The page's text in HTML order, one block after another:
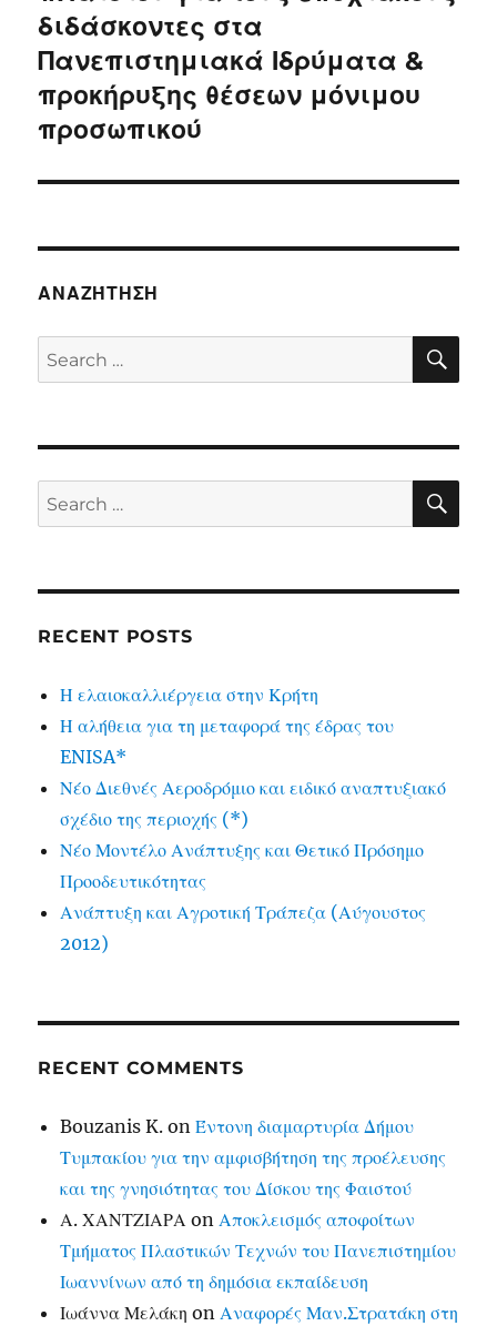
διδάσκοντες στα
Πανεπιστημιακά Ιδρύματα &
προκήρυξης θέσεων μόνιμου
προσωπικού
ΑΝΑΖΉΤΗΣΗ
Search
for:
Search
for:
RECENT POSTS
Η ελαιοκαλλιέργεια στην Κρήτη
Η αλήθεια για τη μεταφορά της έδρας του
ENISA*
Νέο Διεθνές Αεροδρόμιο και ειδικό αναπτυξιακό
σχέδιο της περιοχής (*)
Νέο Μοντέλο Ανάπτυξης και Θετικό Πρόσημο
Προοδευτικότητας
Ανάπτυξη και Αγροτική Τράπεζα (Αύγουστος
2012)
RECENT COMMENTS
Bouzanis K. onΈντονη διαμαρτυρία Δήμου
Τυμπακίου για την αμφισβήτηση της προέλευσης
και της γνησιότητας του Δίσκου της Φαιστού
Α. ΧΑΝΤΖΙΑΡΑ onΑποκλεισμός αποφοίτων
Τμήματος Πλαστικών Τεχνών του Πανεπιστημίου
Ιωαννίνων από τη δημόσια εκπαίδευση
Ιωάννα Μελάκη onΑναφορές Μαν.Στρατάκη στη